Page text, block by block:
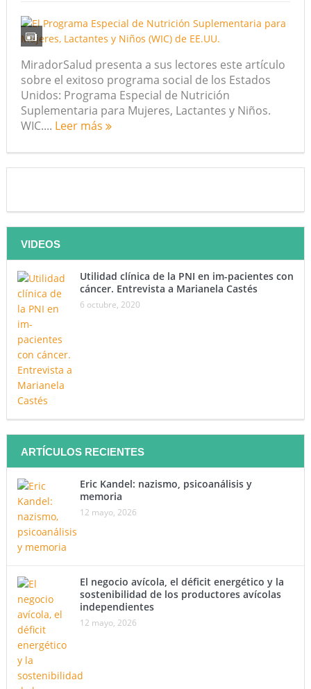
MiradorSalud presenta a sus lectores este artículo
sobre el exitoso programa social de los Estados
Unidos: Programa Especial de Nutrición
Suplementaria para Mujeres, Lactantes y Niños.
WIC.... Leer más
VIDEOS
Utilidad clínica de la PNI en im-pacientes con
cáncer. Entrevista a Marianela Castés
6 octubre, 2020
ARTÍCULOS RECIENTES
Eric Kandel: nazismo, psicoanálisis y
memoria
12 mayo, 2026
El negocio avícola, el déficit energético y la
sostenibilidad de los productores avícolas
independientes
12 mayo, 2026